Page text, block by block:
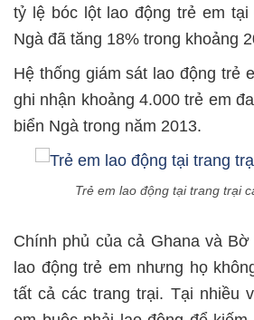
tỷ lệ bóc lột lao động trẻ em
Ngà đã tăng 18% trong khoảng
Hệ thống giám sát lao động trẻ
ghi nhận khoảng 4.000 trẻ em
biển Ngà trong năm 2013.
Trẻ em lao động tại trang trại
Chính phủ của cả Ghana và
lao động trẻ em nhưng họ
tất cả các trang trại. Tại nhiều